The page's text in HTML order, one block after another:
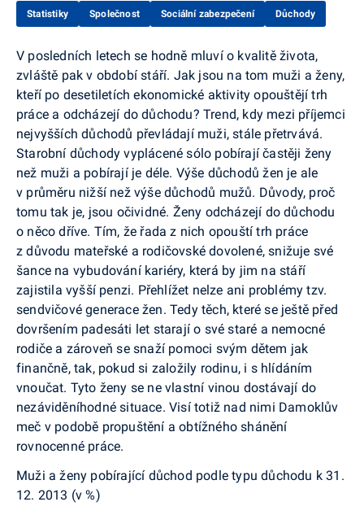
Statistiky Společnost Sociální zabezpečení Důchody
V posledních letech se hodně mluví o kvalitě života,
zvláště pak v období stáří. Jak jsou na tom muži a ženy,
kteří po desetiletích ekonomické aktivity opouštějí trh
práce a odcházejí do důchodu? Trend, kdy mezi příjemci
nejvyšších důchodů převládají muži, stále přetrvává.
Starobní důchody vyplácené sólo pobírají častěji ženy
než muži a pobírají je déle. Výše důchodů žen je ale
v průměru nižší než výše důchodů mužů. Důvody, proč
tomu tak je, jsou očividné. Ženy odcházejí do důchodu
o něco dříve. Tím, že řada z nich opouští trh práce
z důvodu mateřské a rodičovské dovolené, snižuje své
šance na vybudování kariéry, která by jim na stáří
zajistila vyšší penzi. Přehlížet nelze ani problémy tzv.
sendvičové generace žen. Tedy těch, které se ještě před
dovršením padesáti let starají o své staré a nemocné
rodiče a zároveň se snaží pomoci svým dětem jak
finančně, tak, pokud si založily rodinu, i s hlídáním
vnoučat. Tyto ženy se ne vlastní vinou dostávají do
nezáviděníhodné situace. Visí totiž nad nimi Damoklův
meč v podobě propuštění a obtížného shánění
rovnocenné práce.
Muži a ženy pobírající důchod podle typu důchodu k 31.
12. 2013 (v %)